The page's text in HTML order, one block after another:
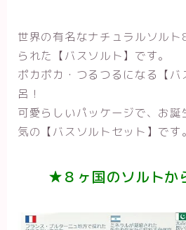
世界の有名なナチュラルソル
られた【バスソルト】です。
ポカポカ・つるつるになる【バ
呂！
可愛らしいパッケージで、お
気の【バスソルトセット】です。
★８ヶ国のソルトか